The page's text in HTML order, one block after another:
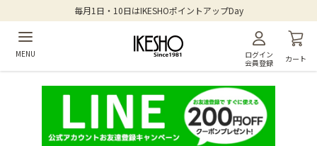
毎月1日・10日はIKESHOポイントアップDay
MENU
ログイン
会員登録
カート